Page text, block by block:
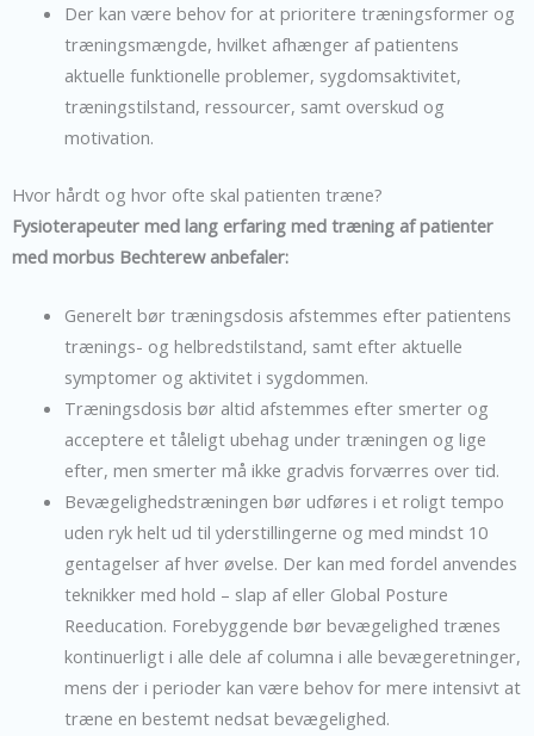
Der kan være behov for at prioritere træningsformer og
træningsmængde, hvilket afhænger af patientens
aktuelle funktionelle problemer, sygdomsaktivitet,
træningstilstand, ressourcer, samt overskud og
motivation.
Hvor hårdt og hvor ofte skal patienten træne?
Fysioterapeuter med lang erfaring med træning af patienter
med morbus Bechterew anbefaler:
Generelt bør træningsdosis afstemmes efter patientens
trænings- og helbredstilstand, samt efter aktuelle
symptomer og aktivitet i sygdommen.
Træningsdosis bør altid afstemmes efter smerter og
acceptere et tåleligt ubehag under træningen og lige
efter, men smerter må ikke gradvis forværres over tid.
Bevægelighedstræningen bør udføres i et roligt tempo
uden ryk helt ud til yderstillingerne og med mindst 10
gentagelser af hver øvelse. Der kan med fordel anvendes
teknikker med hold – slap af eller Global Posture
Reeducation. Forebyggende bør bevægelighed trænes
kontinuerligt i alle dele af columna i alle bevægeretninger,
mens der i perioder kan være behov for mere intensivt at
træne en bestemt nedsat bevægelighed.